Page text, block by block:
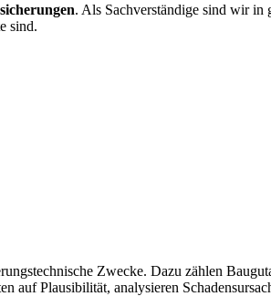
. Als Sachverständige sind wir in
sind.
Zwecke. Dazu zählen
Plausibilität, analysieren